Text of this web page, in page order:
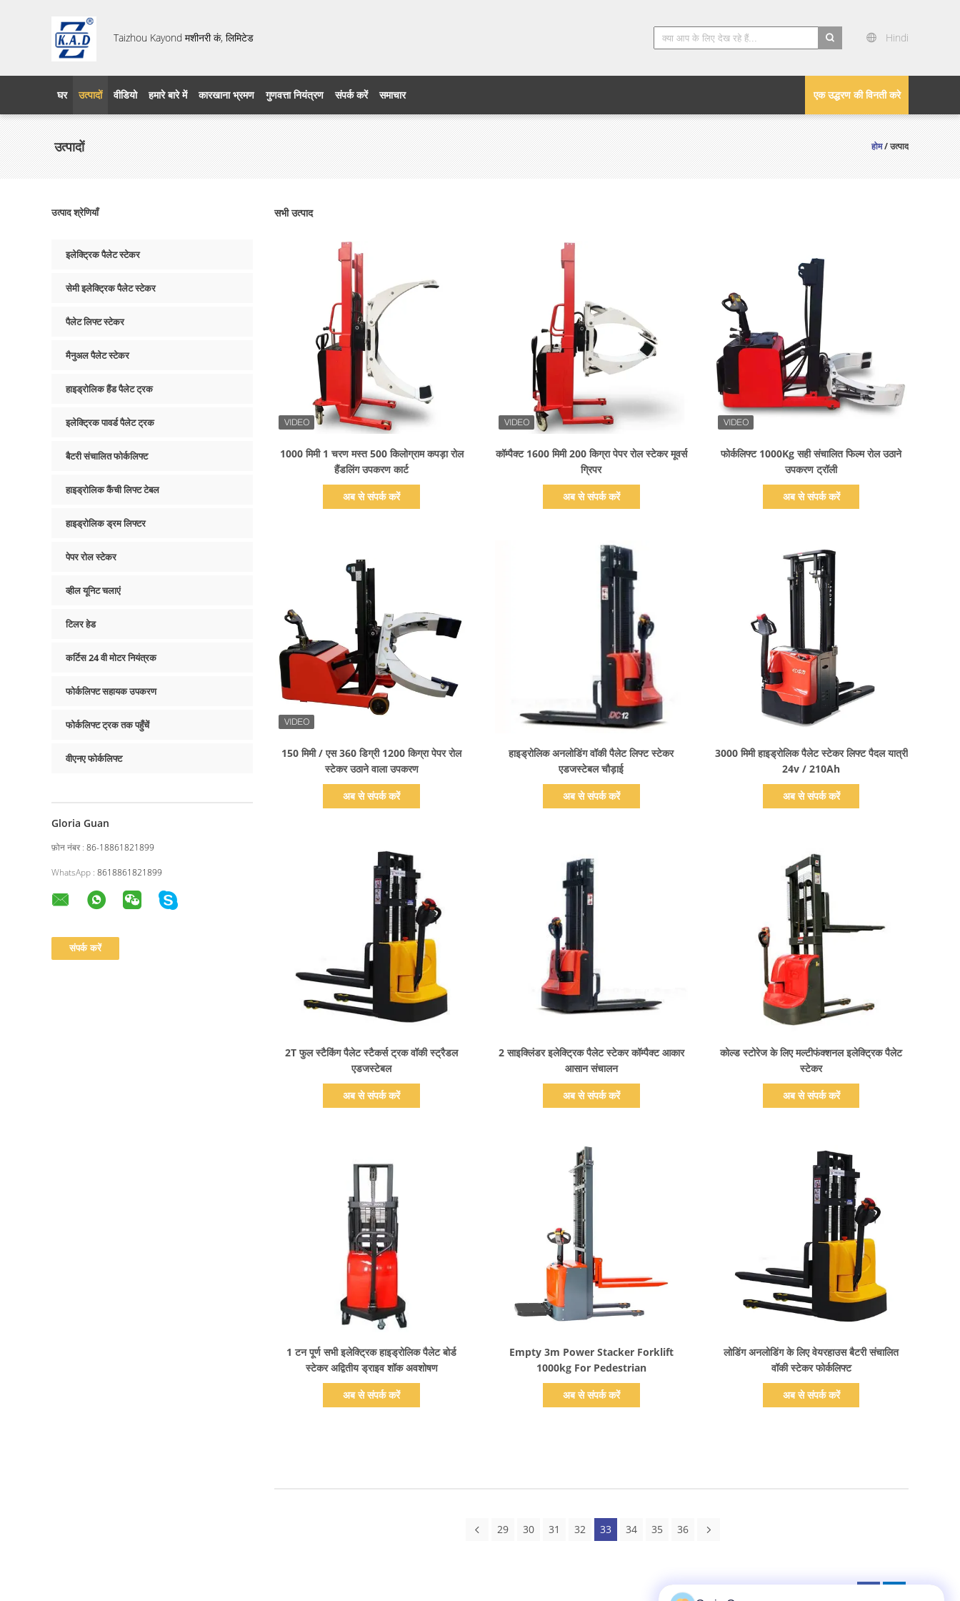
Taizhou Kayond मशीनरी कं, लिमिटेड
Hindi
एक उद्धरण की विनती करे
घर उत्पादों वीडियो हमारे बारे में कारखाना भ्रमण गुणवत्ता नियंत्रण संपर्क करें समाचार
उत्पादों होम/ उत्पाद
उत्पाद श्रेणियाँ
इलेक्ट्रिक पैलेट स्टेकर
सेमी इलेक्ट्रिक पैलेट स्टेकर
पैलेट लिफ्ट स्टेकर
मैनुअल पैलेट स्टेकर
हाइड्रोलिक हैंड पैलेट ट्रक
इलेक्ट्रिक पावर्ड पैलेट ट्रक
बैटरी संचालित फोर्कलिफ्ट
हाइड्रोलिक कैंची लिफ्ट टेबल
हाइड्रोलिक ड्रम लिफ्टर
पेपर रोल स्टेकर
व्हील यूनिट चलाएं
टिलर हेड
कर्टिस 24 वी मोटर नियंत्रक
फोर्कलिफ्ट सहायक उपकरण
फोर्कलिफ्ट ट्रक तक पहुँचें
वीएनए फोर्कलिफ्ट
Gloria Guan
फ़ोन नंबर : 86-18861821899
WhatsApp : 8618861821899
सभी उत्पाद
प्रदर्शन का विवरण
1000 मिमी 1 चरण मस्त 500 किलोग्राम कपड़ा रोल
हैंडलिंग उपकरण कार्ट
अब से संपर्क करें
प्रदर्शन का विवरण
कॉम्पैक्ट 1600 मिमी 200 किग्रा पेपर रोल स्टेकर मूवर्स
ग्रिपर
अब से संपर्क करें
प्रदर्शन का विवरण
फोर्कलिफ्ट 1000Kg सही संचालित फिल्म रोल उठाने
उपकरण ट्रॉली
अब से संपर्क करें
प्रदर्शन का विवरण
150 मिमी / एस 360 डिग्री 1200 किग्रा पेपर रोल
स्टेकर उठाने वाला उपकरण
अब से संपर्क करें
प्रदर्शन का विवरण
हाइड्रोलिक अनलोडिंग वॉकी पैलेट लिफ्ट स्टेकर
एडजस्टेबल चौड़ाई
अब से संपर्क करें
प्रदर्शन का विवरण
3000 मिमी हाइड्रोलिक पैलेट स्टेकर लिफ्ट पैदल यात्री
24v / 210Ah
अब से संपर्क करें
प्रदर्शन का विवरण
2T फुल स्टैकिंग पैलेट स्टैकर्स ट्रक वॉकी स्ट्रैडल
एडजस्टेबल
अब से संपर्क करें
प्रदर्शन का विवरण
2 साइक्लिंडर इलेक्ट्रिक पैलेट स्टेकर कॉम्पैक्ट आकार
आसान संचालन
अब से संपर्क करें
प्रदर्शन का विवरण
कोल्ड स्टोरेज के लिए मल्टीफंक्शनल इलेक्ट्रिक पैलेट
स्टेकर
अब से संपर्क करें
प्रदर्शन का विवरण
1 टन पूर्ण सभी इलेक्ट्रिक हाइड्रोलिक पैलेट बोर्ड
स्टेकर अद्वितीय ड्राइव शॉक अवशोषण
अब से संपर्क करें
Empty 3m Power Stacker Forklift
1000kg For Pedestrian
अब से संपर्क करें
प्रदर्शन का विवरण
लोडिंग अनलोडिंग के लिए वेयरहाउस बैटरी संचालित
वॉकी स्टेकर फोर्कलिफ्ट
अब से संपर्क करें
29 30 31 32 33 34 35 36